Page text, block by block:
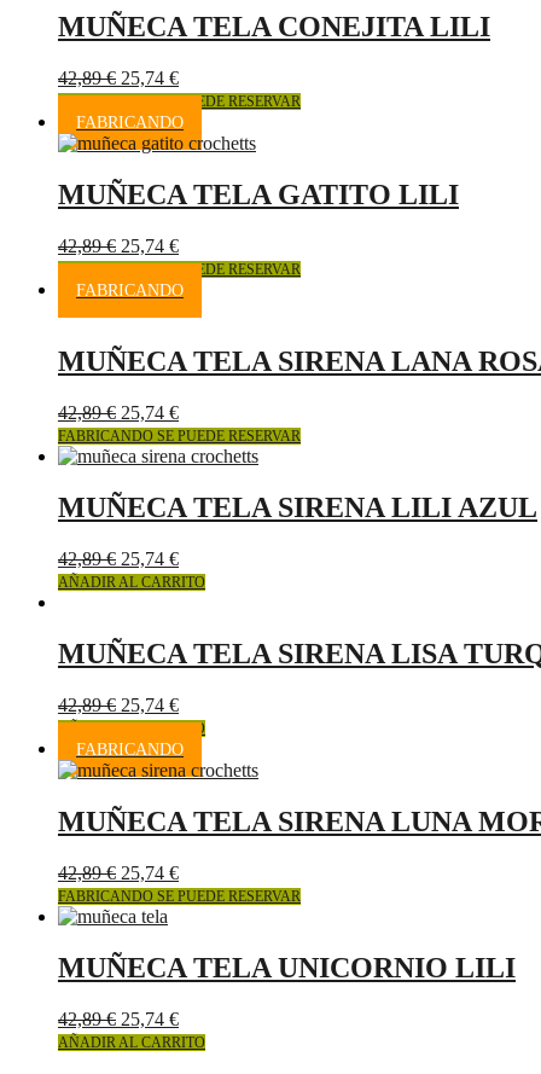
MUÑECA TELA CONEJITA LILI
42,89€ 25,74 €
FABRICANDO SE PUEDE RESERVAR
FABRICANDO
MUÑECA TELA GATITO LILI
42,89€ 25,74 €
FABRICANDO SE PUEDE RESERVAR
FABRICANDO
MUÑECA TELA SIRENA LANA
42,89€ 25,74 €
FABRICANDO SE PUEDE RESERVAR
MUÑECA TELA SIRENA LILI AZUL
42,89€ 25,74 €
AÑADIR AL CARRITO
MUÑECA TELA SIRENA LISA
42,89€ 25,74 €
AÑADIR AL CARRITO
FABRICANDO
MUÑECA TELA SIRENA LUNA
42,89€ 25,74 €
FABRICANDO SE PUEDE RESERVAR
MUÑECA TELA UNICORNIO LILI
42,89€ 25,74 €
AÑADIR AL CARRITO